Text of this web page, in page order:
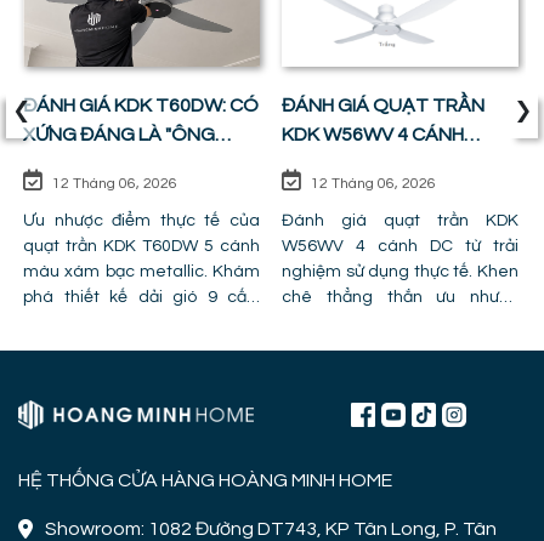
ĐÁNH GIÁ KDK T60DW: CÓ
XỨNG ĐÁNG LÀ "ÔNG
12 Tháng 06, 2026
Ưu nhược điểm thực tế của
quạt trần KDK T60DW 5 cánh
màu xám bạc metallic. Khám
phá thiết kế dải gió 9 cấp,
lỗi lắp đặt khiến quạt bị giảm
ĐÁNH GIÁ QUẠT TRẦN
KDK W56WV 4 CÁNH
BẰNG HOÀN HẢO GIỮA
GIÁ TIỀN VÀ CÔNG NĂNG
12 Tháng 06, 2026
Đánh giá quạt trần KDK
W56WV 4 cánh DC từ trải
nghiệm sử dụng thực tế. Khen
chê thẳng thắn ưu nhược
quạt mất gió và hình ảnh thực
‹ ›
HỆ THỐNG CỬA HÀNG HOÀNG MINH HOME
Showroom: 1082 Đường DT743, KP Tân Long, P. Tân